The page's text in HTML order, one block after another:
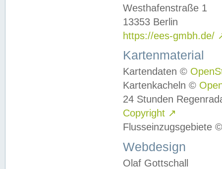
Westhafenstraße 1
13353 Berlin
https://ees-gmbh.de/
Kartenmaterial
Kartendaten ©
Kartenkacheln ©
24 Stunden
Copyright ↗
Flusseinzugsgebiete
Webdesign
Olaf Gottschall